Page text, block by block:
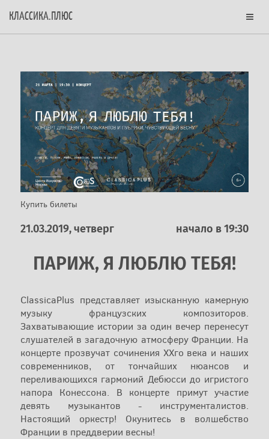
КЛАССИКА.ПЛЮС
Купить билеты
21.03.2019, четверг начало в 19:30
ПАРИЖ, Я ЛЮБЛЮ ТЕБЯ!
ClassicaPlus представляет изысканную камерную
музыку французских композиторов.
Захватывающие истории за один вечер перенесут
слушателей в загадочную атмосферу Франции. На
концерте прозвучат сочинения XXго века и наших
современников, от тончайших нюансов и
переливающихся гармоний Дебюсси до игристого
напора Конессона. В концерте примут участие
девять музыкантов - инструменталистов.
Настоящий оркестр! Окунитесь в волшебство
Франции в преддверии весны!